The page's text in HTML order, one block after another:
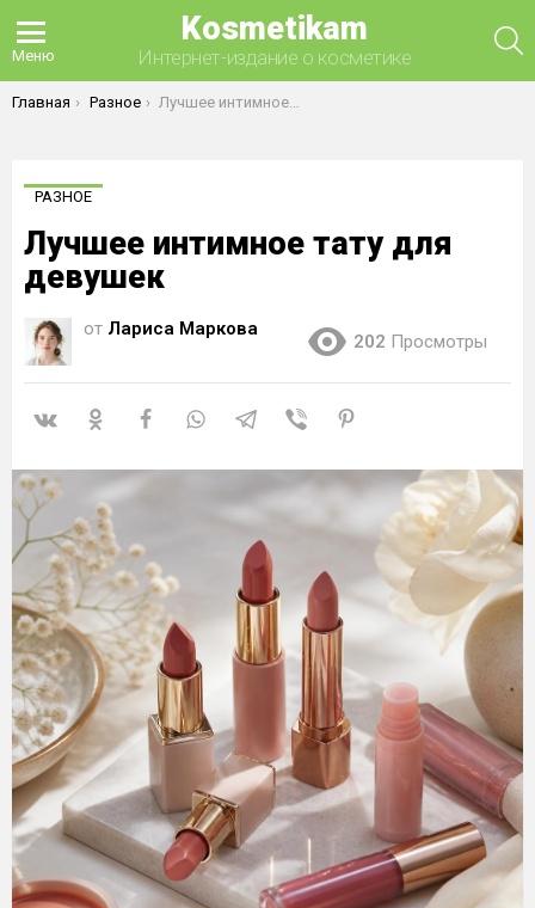
Меню
Kosmetikam
Интернет-издание о косметике
Вы здесь:
Главная Разное Лучшее интимное тату для девушек
РАЗНОЕ
Лучшее интимное тату для
девушек
от Лариса Маркова
202 Просмотры